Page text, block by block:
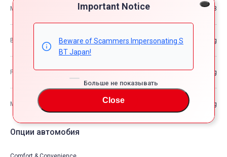
Important Notice
Beware of Scammers Impersonating S
BT Japan!
Больше не показывать
Close
М3 13
Вес автомобиля —kg
Разрешенная максимальная масса транспортного средства —kg
Максимальная грузоподъемность —kg
Опции автомобия